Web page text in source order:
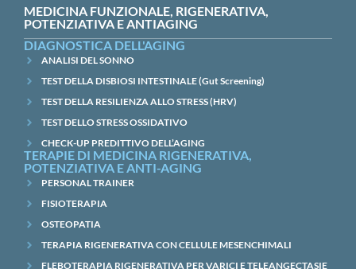
MEDICINA FUNZIONALE, RIGENERATIVA,
POTENZIATIVA E ANTIAGING
DIAGNOSTICA DELL'AGING
ANALISI DEL SONNO
TEST DELLA DISBIOSI INTESTINALE (Gut Screening)
TEST DELLA RESILIENZA ALLO STRESS (HRV)
TEST DELLO STRESS OSSIDATIVO
CHECK-UP PREDITTIVO DELL’AGING
TERAPIE DI MEDICINA RIGENERATIVA,
POTENZIATIVA E ANTI-AGING
PERSONAL TRAINER
FISIOTERAPIA
OSTEOPATIA
TERAPIA RIGENERATIVA CON CELLULE MESENCHIMALI
FLEBOTERAPIA RIGENERATIVA PER VARICI E TELEANGECTASIE